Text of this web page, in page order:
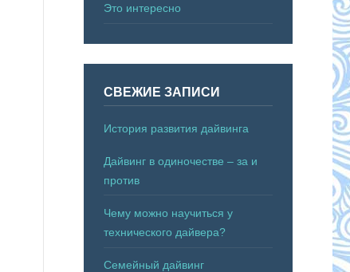
Это интересно
СВЕЖИЕ ЗАПИСИ
История развития дайвинга
Дайвинг в одиночестве – за и
против
Чему можно научиться у
технического дайвера?
Семейный дайвинг